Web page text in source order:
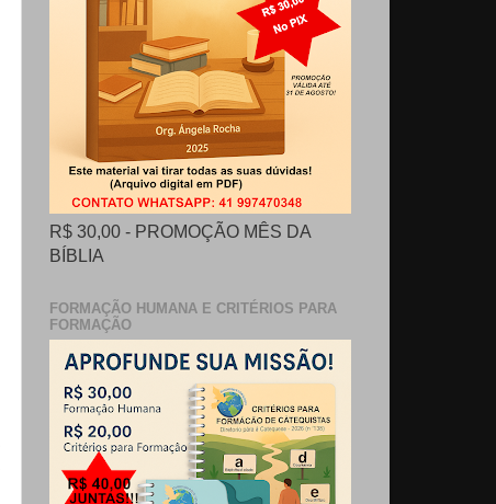
R$ 30,00 - PROMOÇÃO MÊS DA
BÍBLIA
FORMAÇÃO HUMANA E CRITÉRIOS PARA
FORMAÇÃO